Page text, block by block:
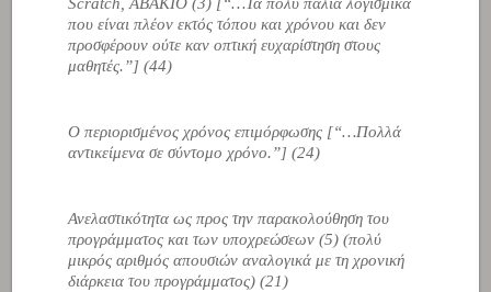
Scratch, ΑΒΑΚΙΟ (3) [ “…Τα πολύ παλιά λογισμικά
που είναι πλέον εκτός τόπου και χρόνου και δεν
προσφέρουν ούτε καν οπτική ευχαρίστηση στους
μαθητές.”] (44)
Ο περιορισμένος χρόνος επιμόρφωσης [“…Πολλά
αντικείμενα σε σύντομο χρόνο.”] (24)
Ανελαστικότητα ως προς την παρακολούθηση του
προγράμματος και των υποχρεώσεων (5) (πολύ
μικρός αριθμός απουσιών αναλογικά με τη χρονική
διάρκεια του προγράμματος) (21)